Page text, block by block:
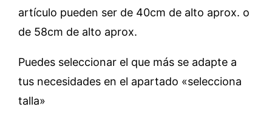
artículo pueden ser de 40cm de alto aprox. o
de 58cm de alto aprox.
Puedes seleccionar el que más se adapte a
tus necesidades en el apartado «selecciona
talla»